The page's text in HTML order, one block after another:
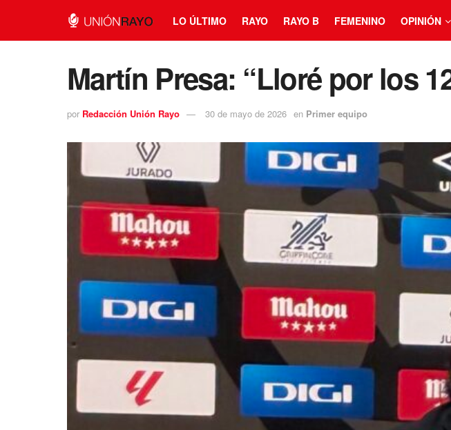
LO ÚLTIMO RAYO RAYO B FEMENINO OPINIÓN
Martín Presa: “Lloré por los
por Redacción Unión Rayo 30 de mayo de 2026 en Primer equipo